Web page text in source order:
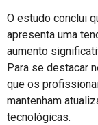
O estudo conclui
apresenta uma
aumento
Para se destacar
que os
mantenham
tecnológicas.